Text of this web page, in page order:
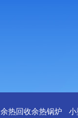
余热回收余热锅炉 小